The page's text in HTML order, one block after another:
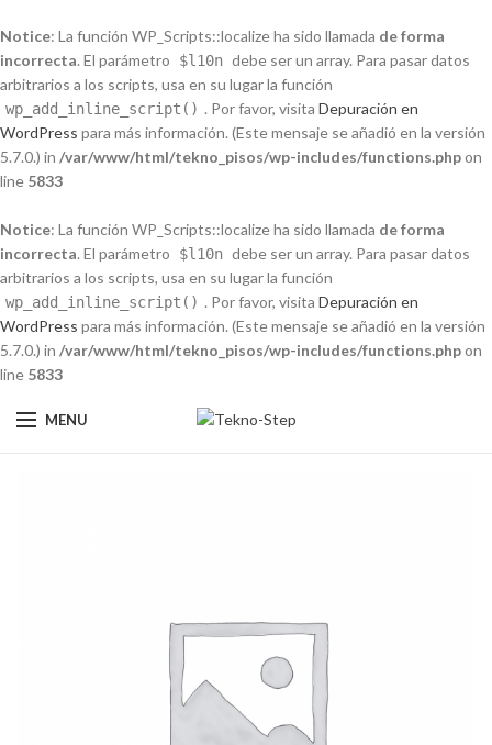
Notice: La función WP_Scripts::localize ha sido llamada de forma
incorrecta. El parámetro $l10n debe ser un array. Para pasar datos
arbitrarios a los scripts, usa en su lugar la función
wp_add_inline_script() . Por favor, visita Depuración en
WordPress para más información. (Este mensaje se añadió en la versión
5.7.0.) in /var/www/html/tekno_pisos/wp-includes/functions.phpon
line 5833
Notice: La función WP_Scripts::localize ha sido llamada de forma
incorrecta. El parámetro $l10n debe ser un array. Para pasar datos
arbitrarios a los scripts, usa en su lugar la función
wp_add_inline_script() . Por favor, visita Depuración en
WordPress para más información. (Este mensaje se añadió en la versión
5.7.0.) in /var/www/html/tekno_pisos/wp-includes/functions.phpon
line 5833
MENU